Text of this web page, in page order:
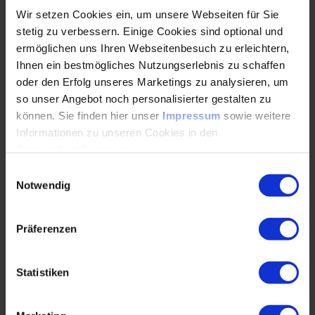
Wir setzen Cookies ein, um unsere Webseiten für Sie
stetig zu verbessern. Einige Cookies sind optional und
ermöglichen uns Ihren Webseitenbesuch zu erleichtern,
Ihnen ein bestmögliches Nutzungserlebnis zu schaffen
oder den Erfolg unseres Marketings zu analysieren, um
so unser Angebot noch personalisierter gestalten zu
können. Sie finden hier unser Impressum sowie weitere
Informationen zu unseren Cookies in den
Notwendig
Präferenzen
Statistiken
praktischen Übungen. Jeder theoretische Teil wird durch
reale Anwendungsfälle und interaktive Sessions in
ChatGPT und weiteren KI-Tools ergänzt, in denen du das
Gelernte direkt anwenden und vertiefen kannst. Für eine
optimale Lernerfahrung empfehlen wir einen ChatGPT
Plus/Team Zugang oder einen MS Copilot "Chat" Zugang!
Es ist keine Installation von Software erforderlich.
Zielgruppe
Dieses Seminar richtet sich an technische Fach- und
Produktmanagement, Innovationsmanagement,